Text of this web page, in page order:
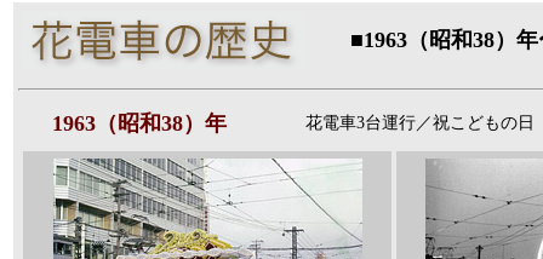
■1963（昭和38）年
1963（昭和38）年 花電車3台運行／祝こどもの日